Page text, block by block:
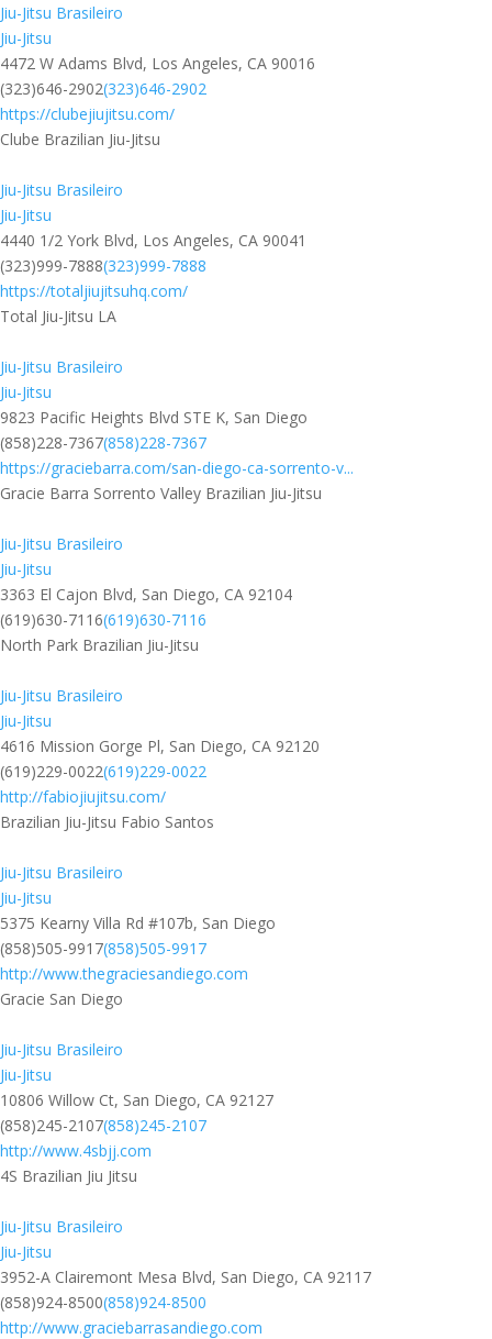
Jiu-Jitsu Brasileiro
Jiu-Jitsu
4472 W Adams Blvd, Los Angeles, CA 90016
(323)646-2902(323)646-2902
https://clubejiujitsu.com/
Clube Brazilian Jiu-Jitsu
Jiu-Jitsu Brasileiro
Jiu-Jitsu
4440 1/2 York Blvd, Los Angeles, CA 90041
(323)999-7888(323)999-7888
https://totaljiujitsuhq.com/
Total Jiu-Jitsu LA
Jiu-Jitsu Brasileiro
Jiu-Jitsu
9823 Pacific Heights Blvd STE K, San Diego
(858)228-7367(858)228-7367
https://graciebarra.com/san-diego-ca-sorrento-v...
Gracie Barra Sorrento Valley Brazilian Jiu-Jitsu
Jiu-Jitsu Brasileiro
Jiu-Jitsu
3363 El Cajon Blvd, San Diego, CA 92104
(619)630-7116(619)630-7116
North Park Brazilian Jiu-Jitsu
Jiu-Jitsu Brasileiro
Jiu-Jitsu
4616 Mission Gorge Pl, San Diego, CA 92120
(619)229-0022(619)229-0022
http://fabiojiujitsu.com/
Brazilian Jiu-Jitsu Fabio Santos
Jiu-Jitsu Brasileiro
Jiu-Jitsu
5375 Kearny Villa Rd #107b, San Diego
(858)505-9917(858)505-9917
http://www.thegraciesandiego.com
Gracie San Diego
Jiu-Jitsu Brasileiro
Jiu-Jitsu
10806 Willow Ct, San Diego, CA 92127
(858)245-2107(858)245-2107
http://www.4sbjj.com
4S Brazilian Jiu Jitsu
Jiu-Jitsu Brasileiro
Jiu-Jitsu
3952-A Clairemont Mesa Blvd, San Diego, CA 92117
(858)924-8500(858)924-8500
http://www.graciebarrasandiego.com